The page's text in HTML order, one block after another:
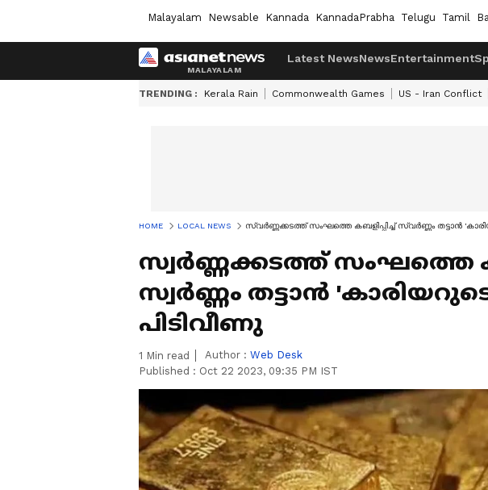
Malayalam Newsable Kannada KannadaPrabha Telugu Tamil
Latest NewsNewsEntertainment
TRENDING : Kerala Rain Commonwealth Games US - Iran Conflict
HOME LOCAL NEWS സ്വർണ്ണക്കടത്ത് സംഘത്തെ കബളിപ്പിച്ച് സ്വർണ്ണം തട്ടാൻ
സ്വർണ്ണക്കടത്ത് സംഘത്തെ
സ്വർണ്ണം തട്ടാൻ 'കാരിയറുടെ'
പിടിവീണു
1 Min read Author : Web Desk
Published : Oct 22 2023, 09:35 PM IST